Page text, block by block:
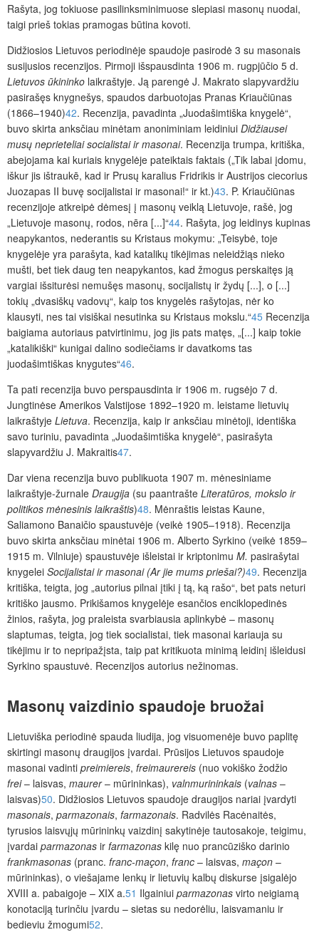
Rašyta, jog tokiuose pasilinksminimuose slepiasi masonų nuodai,
taigi prieš tokias pramogas būtina kovoti.
Didžiosios Lietuvos periodinėje spaudoje pasirodė 3 su masonais
susijusios recenzijos. Pirmoji išspausdinta 1906 m. rugpjūčio 5 d.
Lietuvos ūkininko laikraštyje. Ją parengė J. Makrato slapyvardžiu
pasirašęs knygnešys, spaudos darbuotojas Pranas Kriaučiūnas
(1866–1940)42. Recenzija, pavadinta „Juodašimtiška knygelė“,
buvo skirta anksčiau minėtam anoniminiam leidiniui Didžiausei
musų neprieteliai socialistai ir masonai. Recenzija trumpa, kritiška,
abejojama kai kuriais knygelėje pateiktais faktais („Tik labai įdomu,
iškur jis ištraukē, kad ir Prusų karalius Fridrikis ir Austrijos ciecorius
Juozapas II buvę socijalistai ir masonai!“ ir kt.)43. P. Kriaučiūnas
recenzijoje atkreipė dėmesį į masonų veiklą Lietuvoje, rašė, jog
„Lietuvoje masonų, rodos, nēra [...]“44. Rašyta, jog leidinys kupinas
neapykantos, nederantis su Kristaus mokymu: „Teisybė, toje
knygelėje yra parašyta, kad katalikų tikėjimas neleidžiąs nieko
mušti, bet tiek daug ten neapykantos, kad žmogus perskaitęs ją
vargiai išsiturėsi nemušęs masonų, socijalistų ir žydų [...], o [...]
tokių „dvasiškų vadovų“, kaip tos knygelės rašytojas, nėr ko
klausyti, nes tai visiškai nesutinka su Kristaus mokslu.“45 Recenzija
baigiama autoriaus patvirtinimu, jog jis pats matęs, „[...] kaip tokie
„katalikiški“ kunigai dalino sodiečiams ir davatkoms tas
juodašimtiškas knygutes“46.
Ta pati recenzija buvo perspausdinta ir 1906 m. rugsėjo 7 d.
Jungtinėse Amerikos Valstijose 1892–1920 m. leistame lietuvių
laikraštyje Lietuva. Recen­zija, kaip ir anksčiau minėtoji, identiška
savo turiniu, pavadinta „Juoda­šimtiška knygelė“, pasirašyta
slapyvardžiu J. Makraitis47.
Dar viena recenzija buvo publikuota 1907 m. mėnesiniame
laikraštyje-žurnale Draugija (su paantrašte Literatūros, mokslo ir
politikos mėnesinis laikraštis)48. Mėnraštis leistas Kaune,
Saliamono Banaičio spaustuvėje (veikė 1905–1918). Recenzija
buvo skirta anksčiau minėtai 1906 m. Alberto Syrkino (veikė 1859–
1915 m. Vilniuje) spaustuvėje išleistai ir kriptonimu M. pasirašytai
knygelei Socijalistai ir masonai (Ar jie mums priešai?)49. Recenzija
kritiška, teigta, jog „autorius pilnai įtiki į tą, ką rašo“, bet pats neturi
kritiško jausmo. Prikišamos knygelėje esančios enciklopedinės
žinios, rašyta, jog praleista svarbiausia aplinkybė – masonų
slaptumas, teigta, jog tiek socialistai, tiek masonai kariauja su
tikėjimu ir to nepripažįsta, taip pat kritikuota minimą leidinį išleidusi
Syrkino spaustuvė. Recenzijos autorius nežinomas.
Masonų vaizdinio spaudoje bruožai
Lietuviška periodinė spauda liudija, jog visuomenėje buvo paplitę
skirtingi masonų draugijos įvardai. Prūsijos Lietuvos spaudoje
masonai vadinti preimiereis, freimaurereis (nuo vokiško žodžio
frei– laisvas, maurer– mūrininkas), valnmurininkais (valnas –
laisvas)50. Didžiosios Lietuvos spaudoje draugijos nariai įvardyti
masonais, parmazonais, farmazonais. Radvilės Racėnaitės,
tyrusios laisvųjų mūrininkų vaizdinį sakytinėje tautosakoje, teigimu,
įvardai parmazonas ir farmazonas kilę nuo prancūziško darinio
frankmasonas (pranc. franc-maçon, franc – laisvas, maçon –
mūrininkas), o viešajame lenkų ir lietuvių kalbų diskurse įsigalėjo
XVIII a. pabaigoje – XIX a.51 Ilgainiui parmazonas virto neigiamą
konotaciją turinčiu įvardu – sietas su nedorėliu, laisvamaniu ir
bedieviu žmogumi52.